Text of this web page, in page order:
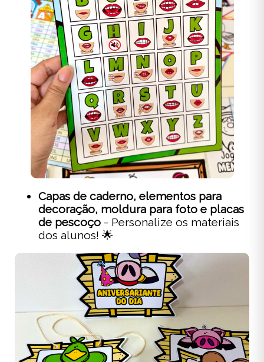
Capas de caderno, elementos para
decoração, moldura para foto e placas
de pescoço - Personalize os materiais
dos alunos! 🌟